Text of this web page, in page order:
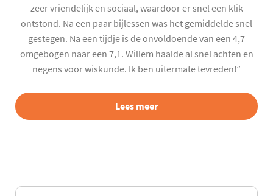
zeer vriendelijk en sociaal, waardoor er snel een klik
ontstond. Na een paar bijlessen was het gemiddelde snel
gestegen. Na een tijdje is de onvoldoende van een 4,7
omgebogen naar een 7,1. Willem haalde al snel achten en
negens voor wiskunde. Ik ben uitermate tevreden!”
Lees meer